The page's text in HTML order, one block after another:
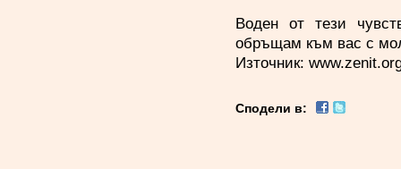
Воден от тези
обръщам към вас с
Източник:
Сподели в: